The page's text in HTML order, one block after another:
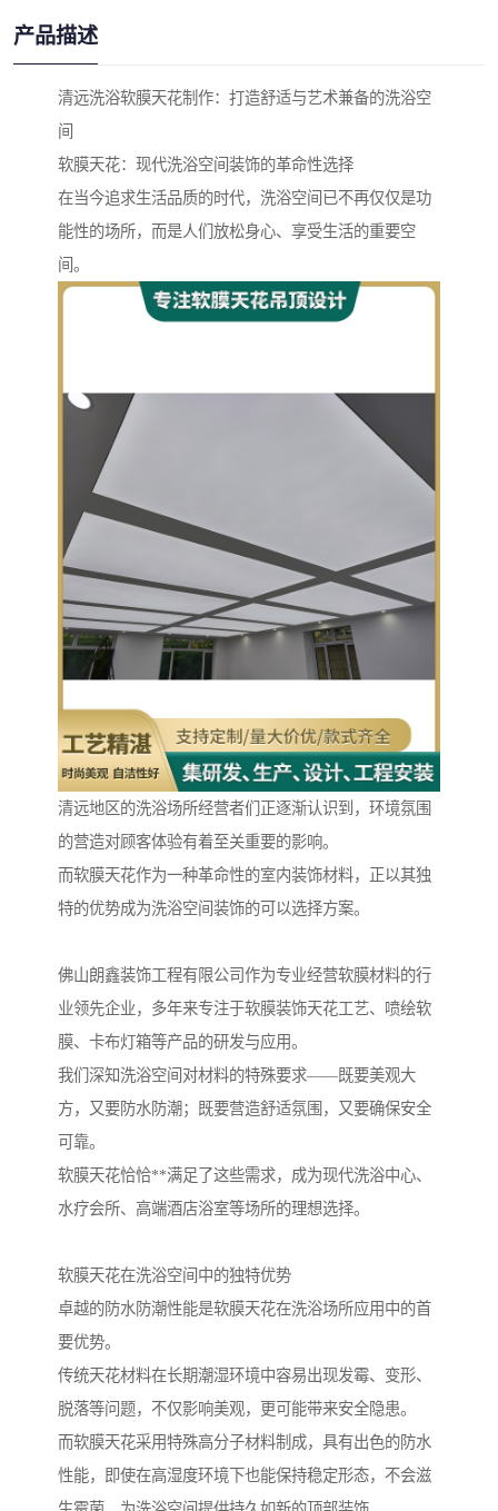
产品描述
清远洗浴软膜天花制作：打造舒适与艺术兼备的洗浴空
间
软膜天花：现代洗浴空间装饰的革命性选择
在当今追求生活品质的时代，洗浴空间已不再仅仅是功
能性的场所，而是人们放松身心、享受生活的重要空
间。
清远地区的洗浴场所经营者们正逐渐认识到，环境氛围
的营造对顾客体验有着至关重要的影响。
而软膜天花作为一种革命性的室内装饰材料，正以其独
特的优势成为洗浴空间装饰的可以选择方案。
佛山朗鑫装饰工程有限公司作为专业经营软膜材料的行
业领先企业，多年来专注于软膜装饰天花工艺、喷绘软
膜、卡布灯箱等产品的研发与应用。
我们深知洗浴空间对材料的特殊要求——既要美观大
方，又要防水防潮；既要营造舒适氛围，又要确保安全
可靠。
软膜天花恰恰**满足了这些需求，成为现代洗浴中心、
水疗会所、高端酒店浴室等场所的理想选择。
软膜天花在洗浴空间中的独特优势
卓越的防水防潮性能是软膜天花在洗浴场所应用中的首
要优势。
传统天花材料在长期潮湿环境中容易出现发霉、变形、
脱落等问题，不仅影响美观，更可能带来安全隐患。
而软膜天花采用特殊高分子材料制成，具有出色的防水
性能，即使在高湿度环境下也能保持稳定形态，不会滋